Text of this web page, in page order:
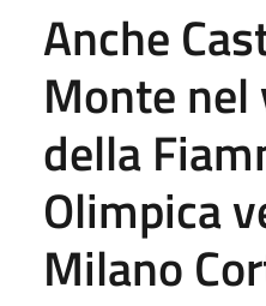
Anche
Monte nel
della
Olimpica
Milano